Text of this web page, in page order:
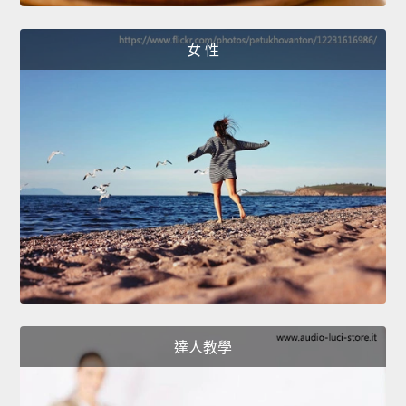
女 性
達人教學